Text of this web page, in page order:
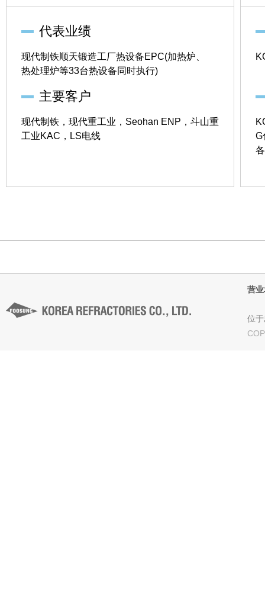
代表业绩
现代制铁顺天锻造工厂热设备EPC(加热炉、
热处理炉等33台热设备同时执行)
主要客户
现代制铁，现代重工业，Seohan ENP，斗山重
工业KAC，LS电线
G
营
位